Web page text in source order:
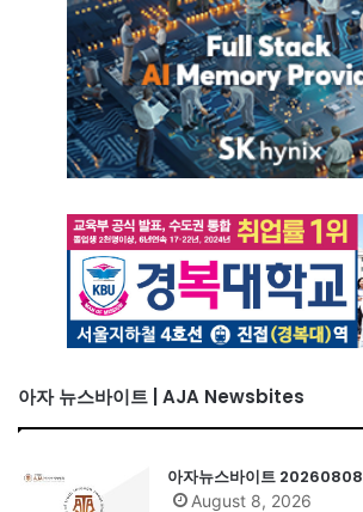
아자 뉴스바이트 | AJA Newsbites
아자뉴스바이트 20260808
August 8, 2026